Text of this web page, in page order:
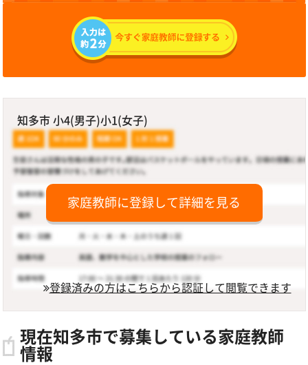
知多市 小4(男子)小1(女子)
家庭教師に登録して詳細を見る
登録済みの方はこちらから認証して閲覧できます
現在知多市で募集している家庭教師
情報